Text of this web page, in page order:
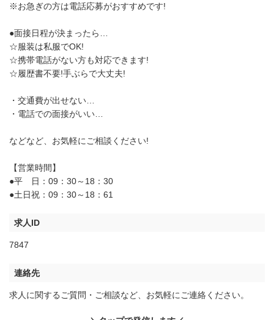
※お急ぎの方は電話応募がおすすめです!
●面接日程が決まったら…
☆服装は私服でOK!
☆携帯電話がない方も対応できます!
☆履歴書不要!手ぶらで大丈夫!
・交通費が出せない…
・電話での面接がいい…
などなど、お気軽にご相談ください!
【営業時間】
●平 日：09：30～18：30
●土日祝：09：30～18：61
求人ID
7847
連絡先
求人に関するご質問・ご相談など、お気軽にご連絡ください。